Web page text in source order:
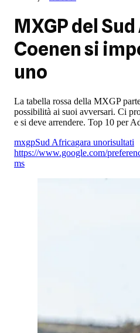
MXGP del
Coenen si
uno
La tabella rossa della MXGP
possibilità ai suoi avversari. Ci
e si deve arrendere. Top 10 per
mxgpSud Africagara unorisultati
https://www.google.com/
ms